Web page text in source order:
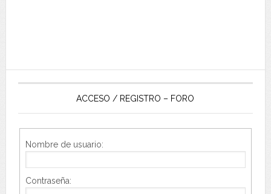
ACCESO / REGISTRO – FORO
Nombre de usuario:
Contraseña: